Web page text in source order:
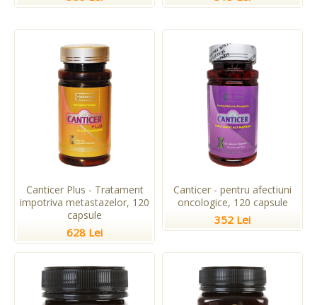
Canticer Plus - Tratament
impotriva metastazelor, 120
capsule
628 Lei
Canticer - pentru afectiuni
oncologice, 120 capsule
352 Lei